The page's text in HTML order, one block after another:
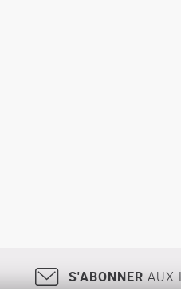
S'ABONNER AUX